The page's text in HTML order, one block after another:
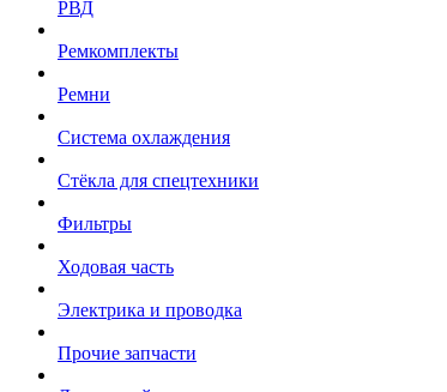
РВД
Ремкомплекты
Ремни
Система охлаждения
Стёкла для спецтехники
Фильтры
Ходовая часть
Электрика и проводка
Прочие запчасти